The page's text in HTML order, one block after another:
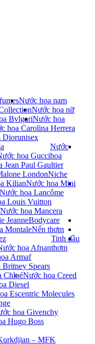
Bvlgari
hoa Carolina Herrera
Dior
hoa Gucci
Jean Paul Gaultier
London
Kilian
Nước hoa Lancôme
Louis Vuitton
Nước hoa Mancera
Jeanne
Montale
hoa Afnan
Armaf
Spears
ChloéNước hoa Creed
Diesel
Escentric Molecules
hoa Givenchy
Hugo Boss
– MFK
Nước hoa nam
Nước hoa nữ
Nước hoa
unisex
Nước
hoa
Niche
Nước hoa Mini
Bodycare
Nến thơm
Tinh dầu
thơm